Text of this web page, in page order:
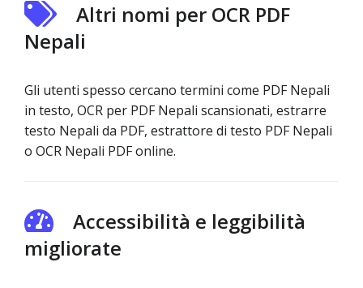
Altri nomi per OCR PDF
Nepali
Gli utenti spesso cercano termini come PDF Nepali
in testo, OCR per PDF Nepali scansionati, estrarre
testo Nepali da PDF, estrattore di testo PDF Nepali
o OCR Nepali PDF online.
Accessibilità e leggibilità
migliorate